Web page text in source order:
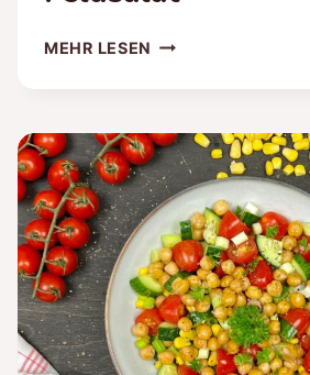
MEHR LESEN HERBSTLICHE
SÜSSKARTOFFELN U
ND F
ELDSALAT